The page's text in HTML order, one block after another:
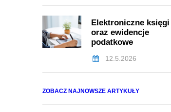
Elektroniczne księgi
oraz ewidencje
podatkowe
12.5.2026
ZOBACZ NAJNOWSZE ARTYKUŁY